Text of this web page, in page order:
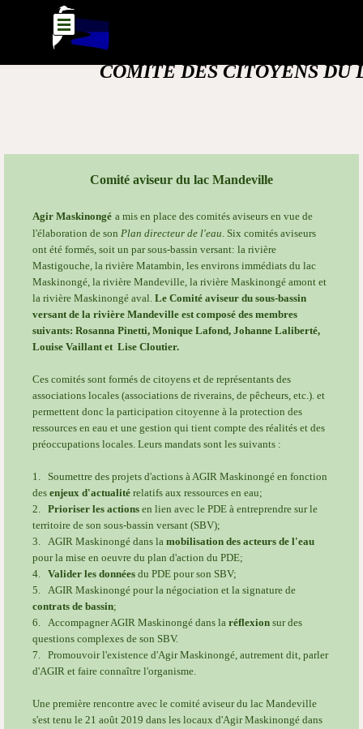
Aller au contenu
COMITÉ DES CITOYENS DU
Sauter le menu
Comité aviseur du lac Mandeville
Agir Maskinongé a mis en place des comités aviseurs en vue de
l'élaboration de son Plan directeur de l'eau. Six comités aviseurs
ont été formés, soit un par sous-bassin versant: la rivière
Mastigouche, la rivière Matambin, les environs immédiats du lac
Maskinongé, la rivière Mandeville, la rivière Maskinongé amont et
la rivière Maskinongé aval. Le Comité aviseur du sous-bassin
versant de la rivière Mandeville est composé des membres
suivants: Rosanna Pinetti, Monique Lafond, Johanne Laliberté,
Louise Vaillant et Lise Cloutier.
Ces comités sont formés de citoyens et de représentants des
associations locales (associations de riverains, de pêcheurs, etc.). et
permettent donc la participation citoyenne à la protection des
ressources en eau et une gestion qui tient compte des réalités et des
préoccupations locales. Leurs mandats sont les suivants :
1. Soumettre des projets d'actions à AGIR Maskinongé en fonction
des enjeux d'actualité relatifs aux ressources en eau;
2. Prioriser les actions en lien avec le PDE à entreprendre sur le
territoire de son sous-bassin versant (SBV);
3. AGIR Maskinongé dans la mobilisation des acteurs de l'eau
pour la mise en oeuvre du plan d'action du PDE;
4. Valider les données du PDE pour son SBV;
5. AGIR Maskinongé pour la négociation et la signature de
contrats de bassin;
6. Accompagner AGIR Maskinongé dans la réflexion sur des
questions complexes de son SBV.
7. Promouvoir l'existence d'Agir Maskinongé, autrement dit, parler
d'AGIR et faire connaître l'organisme.
Une première rencontre avec le comité aviseur du lac Mandeville
s'est tenu le 21 août 2019 dans les locaux d'Agir Maskinongé dans